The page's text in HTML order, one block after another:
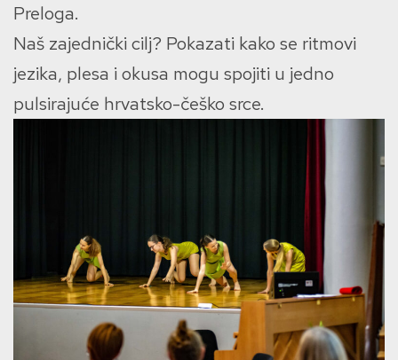
Preloga.
Naš zajednički cilj? Pokazati kako se ritmovi
jezika, plesa i okusa mogu spojiti u jedno
pulsirajuće hrvatsko-češko srce.